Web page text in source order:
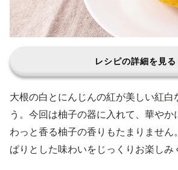
レシピの詳細を見る
大根の白とにんじんの紅が美しい紅白
う。今回は柚子の器に入れて、華やか
わっと香る柚子の香りもたまりません
ぱりとした味わいをじっくりお楽しみ